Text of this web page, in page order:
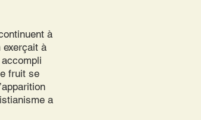
à
exerçait à
fruit se
a